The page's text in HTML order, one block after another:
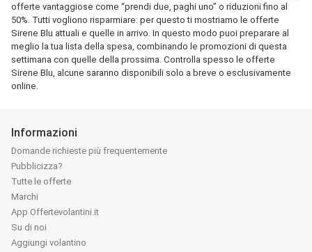
offerte vantaggiose come “prendi due, paghi uno” o riduzioni fino al
50%. Tutti vogliono risparmiare: per questo ti mostriamo le offerte
Sirene Blu attuali e quelle in arrivo. In questo modo puoi preparare al
meglio la tua lista della spesa, combinando le promozioni di questa
settimana con quelle della prossima. Controlla spesso le offerte
Sirene Blu, alcune saranno disponibili solo a breve o esclusivamente
online.
Informazioni
Domande richieste più frequentemente
Pubblicizza?
Tutte le offerte
Marchi
App Offertevolantini.it
Su di noi
Aggiungi volantino